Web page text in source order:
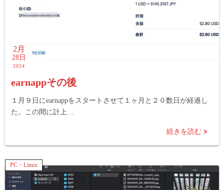
2月
28日
2024
earnappその後
１月９日にearnappをスタートさせて１ヶ月と２０数日が経過し
た。この間に計上…
続きを読む
PC・Linux